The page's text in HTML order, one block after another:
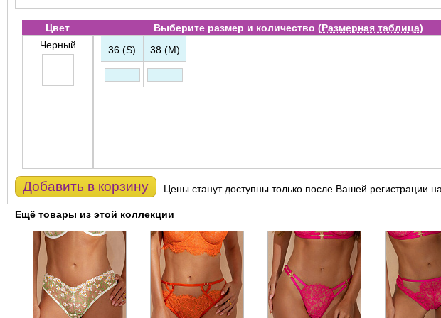
Цвет Выберите размер и количество (Размерная таблица)
Черный
36 (S) 38 (M)
Добавить в корзину Цены станут доступны только после Вашей регистрации
Ещё товары из этой коллекции